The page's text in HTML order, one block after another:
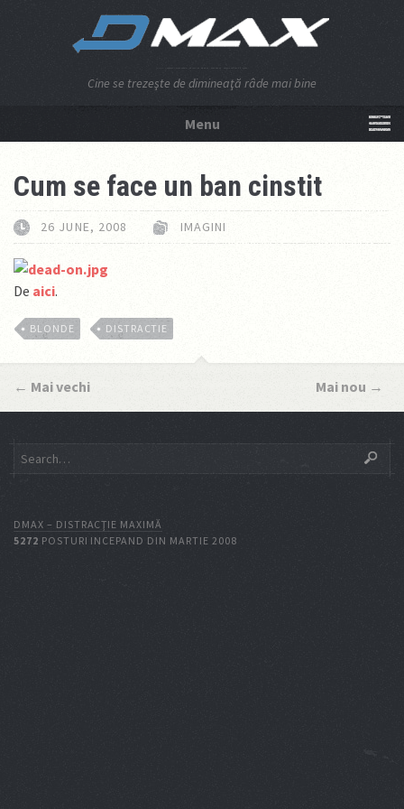
Cine se trezeşte de dimineaţă râde mai bine
Menu
Cum se face un ban cinstit
26 JUNE, 2008 IMAGINI
De aici.
BLONDE DISTRACTIE
← Mai vechi Mai nou →
DMAX – DISTRACŢIE MAXIMĂ
5272 POSTURI INCEPAND DIN MARTIE 2008